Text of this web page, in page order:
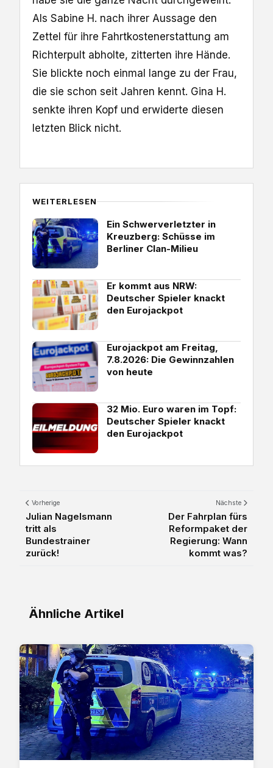
Als Sabine H. nach ihrer Aussage den
Zettel für ihre Fahrtkostenerstattung am
Richterpult abholte, zitterten ihre Hände.
Sie blickte noch einmal lange zu der Frau,
die sie schon seit Jahren kennt. Gina H.
senkte ihren Kopf und erwiderte diesen
letzten Blick nicht.
WEITERLESEN
Ein Schwerverletzter in
Kreuzberg: Schüsse im
Berliner Clan-Milieu
Er kommt aus NRW:
Deutscher Spieler knackt
den Eurojackpot
Eurojackpot am Freitag,
7.8.2026: Die Gewinnzahlen
von heute
32 Mio. Euro waren im Topf:
Deutscher Spieler knackt
den Eurojackpot
Vorherige
Julian Nagelsmann
tritt als
Bundestrainer
zurück!
Nächste
Der Fahrplan fürs
Reformpaket der
Regierung: Wann
kommt was?
Ähnliche Artikel